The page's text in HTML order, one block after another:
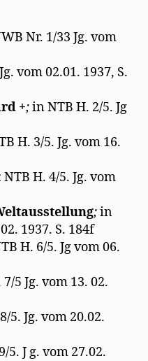
Nr. 1/33 Jg. vom
vom 02.01. 1937, S.
+;in NTB H. 2/5. Jg
H. 3/5. Jg. vom 16.
H. 4/5. Jg. vom
;in
1937. S. 184f
H. 6/5. Jg vom 06.
5 Jg. vom 13. 02.
5. Jg. vom 20.02.
5. J g. vom 27.02.